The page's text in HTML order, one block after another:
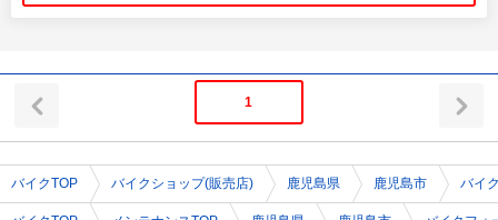
1
バイクTOP バイクショップ(販売店) 鹿児島県 鹿児島市 バイ